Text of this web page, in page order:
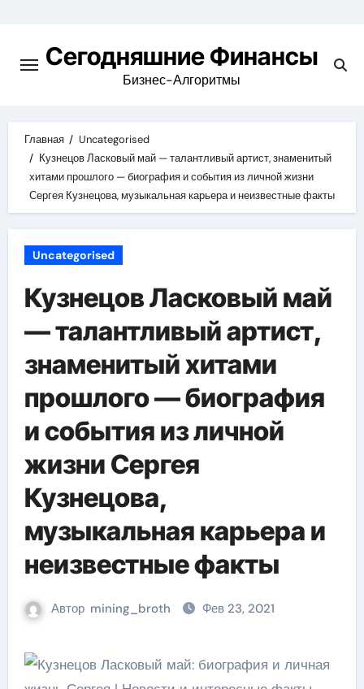
содержимомуСегодняшние Финансы
Бизнес-Алгоритмы
Главная
Uncategorised
Кузнецов Ласковый май — талантливый артист, знаменитый
хитами прошлого — биография и события из личной жизни
Сергея Кузнецова, музыкальная карьера и неизвестные факты
Uncategorised
Кузнецов Ласковый май
— талантливый артист,
знаменитый хитами
прошлого — биография
и события из личной
жизни Сергея
Кузнецова,
музыкальная карьера и
неизвестные факты
Автор mining_broth Фев 23, 2021